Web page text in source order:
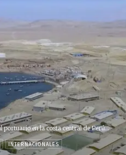
portuario en la costa central de Perú...
INTERNACIONALES